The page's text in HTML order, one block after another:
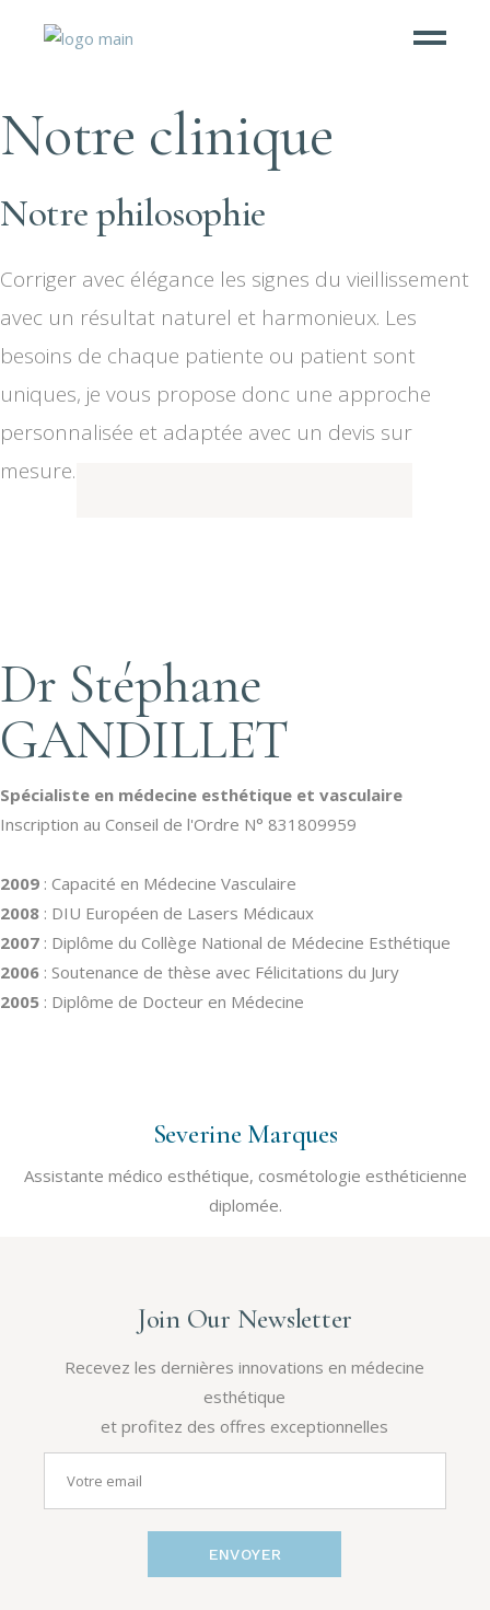
Notre clinique
Notre philosophie
Corriger avec élégance les signes du vieillissement
avec un résultat naturel et harmonieux. Les
besoins de chaque patiente ou patient sont
uniques, je vous propose donc une approche
personnalisée et adaptée avec un devis sur
mesure.
Dr Stéphane
GANDILLET
Spécialiste en médecine esthétique et vasculaire
Inscription au Conseil de l'Ordre N° 831809959
2009 : Capacité en Médecine Vasculaire
2008 : DIU Européen de Lasers Médicaux
2007 : Diplôme du Collège National de Médecine Esthétique
2006 : Soutenance de thèse avec Félicitations du Jury
2005 : Diplôme de Docteur en Médecine
Severine Marques
Assistante médico esthétique, cosmétologie esthéticienne
diplomée.
Join Our Newsletter
Recevez les dernières innovations en médecine
esthétique
et profitez des offres exceptionnelles
ENVOYER